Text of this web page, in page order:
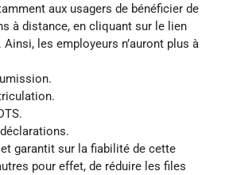
aux usagers de bénéficier de
à distance, en cliquant sur le lien
les employeurs n’auront plus à
garantit sur la fiabilité de cette
pour effet, de réduire les files